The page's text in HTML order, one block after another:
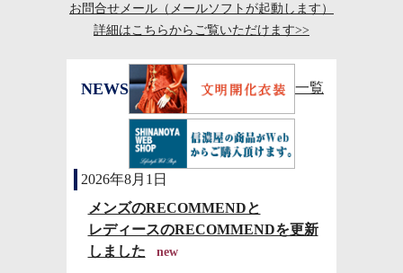
お問合せメール（メールソフトが起動します）
詳細はこちらからご覧いただけます>>
NEWS 一覧
2026年8月1日
メンズのRECOMMENDと
レディースのRECOMMENDを更新
しました
new